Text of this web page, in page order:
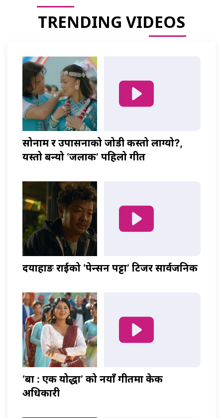
TRENDING VIDEOS
सोनाम र उपासनाको जोडी कस्तो लाग्यो?,
यस्तो बन्यो ‘जलाकी’ पहिलो गीत
दयाहाङ राईको ‘पेन्सन पट्टा’ टिजर सार्वजनिक
‘बा : एक योद्धा’ को नयाँ गीतमा केकी
अधिकारी